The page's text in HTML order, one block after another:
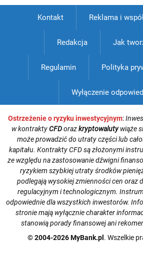
Kontakt Reklama i
Redakcja Jak
Regulamin Polityka
Wyłączenie
Ostrzeżenie o ryzyku inwestycyjnym:
w kontraktyCFDorazkryptowalutywiąże
może prowadzić do utraty części lub
kapitału. Kontrakty CFD są złożonymi
ze względu na zastosowanie dźwigni
ryzykiem szybkiej utraty środków
podlegają wysokiej zmienności cen oraz
regulacyjnym i technologicznym.
odpowiednie dla wszystkich inwestorów.
stronie mają wyłącznie charakter
stanowią porady finansowej ani
© 2004-2026 MyBank.pl . Wszelkie